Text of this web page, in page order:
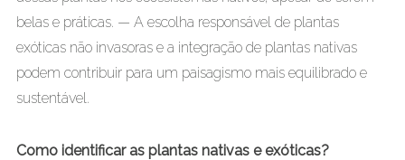
belas e práticas. — A escolha responsável de plantas
exóticas não invasoras e a integração de plantas nativas
podem contribuir para um paisagismo mais equilibrado e
sustentável.
Como identificar as plantas nativas e exóticas?